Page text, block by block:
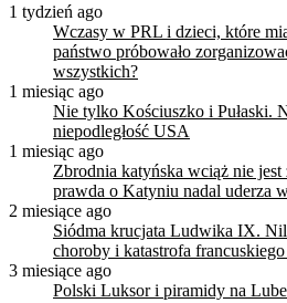
1 tydzień ago
Wczasy w PRL i dzieci, które
państwo próbowało
wszystkich?
1 miesiąc ago
Nie tylko Kościuszko i Pułaski.
niepodległość USA
1 miesiąc ago
Zbrodnia katyńska wciąż nie
prawda o Katyniu nadal uderza
2 miesiące ago
Siódma krucjata Ludwika IX. Nil
choroby i katastrofa
3 miesiące ago
Polski Luksor i piramidy na